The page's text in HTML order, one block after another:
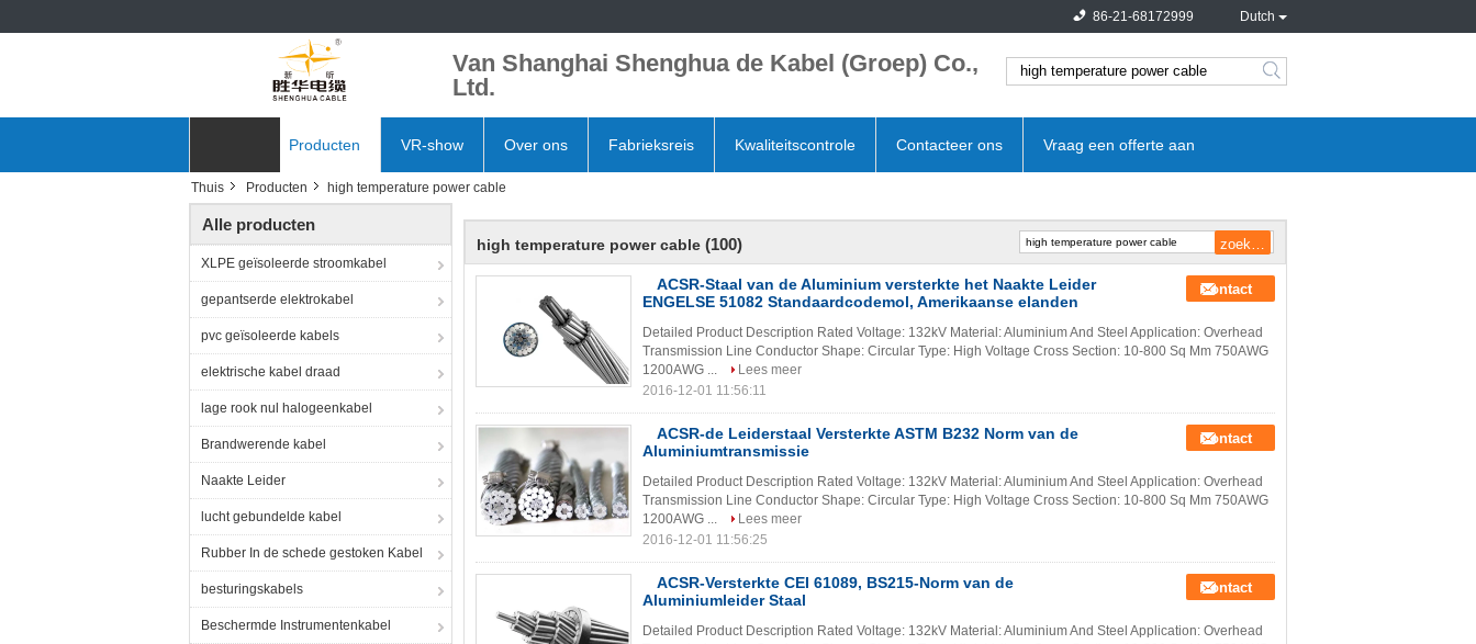
Dutch
86-21-68172999
Van Shanghai Shenghua de Kabel (Groep) Co.,
Ltd.
search
Producten VR-show Over ons Fabrieksreis Kwaliteitscontrole Contacteer ons Vraag een offerte aan
Nieuws
Thuis Producten high temperature power cable
Alle producten
XLPE geïsoleerde stroomkabel
gepantserde elektrokabel
pvc geïsoleerde kabels
elektrische kabel draad
lage rook nul halogeenkabel
Brandwerende kabel
Naakte Leider
lucht gebundelde kabel
Rubber In de schede gestoken Kabel
besturingskabels
Beschermde Instrumentenkabel
high temperature power cable (100)
ACSR-Staal van de Aluminium versterkte het Naakte Leider
ENGELSE 51082 Standaardcodemol, Amerikaanse elanden
Contact
Detailed Product Description Rated Voltage: 132kV Material: Aluminium And Steel Application: Overhead
Transmission Line Conductor Shape: Circular Type: High Voltage Cross Section: 10-800 Sq Mm 750AWG
1200AWG ...
Lees meer
2016-12-01 11:56:11
ACSR-de Leiderstaal Versterkte ASTM B232 Norm van de
Aluminiumtransmissie
Contact
Detailed Product Description Rated Voltage: 132kV Material: Aluminium And Steel Application: Overhead
Transmission Line Conductor Shape: Circular Type: High Voltage Cross Section: 10-800 Sq Mm 750AWG
1200AWG ...
Lees meer
2016-12-01 11:56:25
ACSR-Versterkte CEI 61089, BS215-Norm van de
Aluminiumleider Staal
Contact
Detailed Product Description Rated Voltage: 132kV Material: Aluminium And Steel Application: Overhead